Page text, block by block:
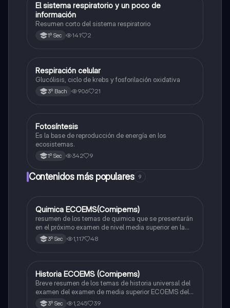
Biología
El sistema respiratorio y un poco de
información
Resumen corto del sistema respiratorio
1º Sec 141 2
Biología
Respiración celular
Glucólisis, ciclo de krebs y fosforilación oxidativa
3º Bach 906 21
Biología
Fotosíntesis
Es la base de reproducción de energía en los
ecosistemas.
1º Sec 342 9
Contenidos más populares 9
Química
Quimica ECOEMS(Comipems)
resumen de los temas de quimica que se presentarán
en el próximo examen de nivel media superior en la
zona metropolitana de el valle de México
3º Sec 1,117 48
Historia
Historia ECOEMS (Comipems)
Breve resumen de los temas de historia universal del
examen del examen de media superior ECOEMS del
valle de México
3º Sec 1,245 39